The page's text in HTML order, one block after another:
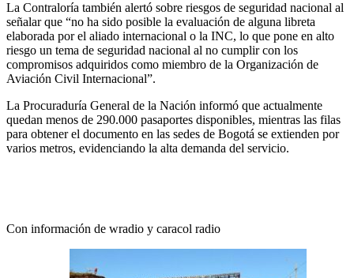
La Contraloría también alertó sobre riesgos de seguridad nacional al
señalar que “no ha sido posible la evaluación de alguna libreta
elaborada por el aliado internacional o la INC, lo que pone en alto
riesgo un tema de seguridad nacional al no cumplir con los
compromisos adquiridos como miembro de la Organización de
Aviación Civil Internacional”.
La Procuraduría General de la Nación informó que actualmente
quedan menos de 290.000 pasaportes disponibles, mientras las filas
para obtener el documento en las sedes de Bogotá se extienden por
varios metros, evidenciando la alta demanda del servicio.
Con información de wradio y caracol radio